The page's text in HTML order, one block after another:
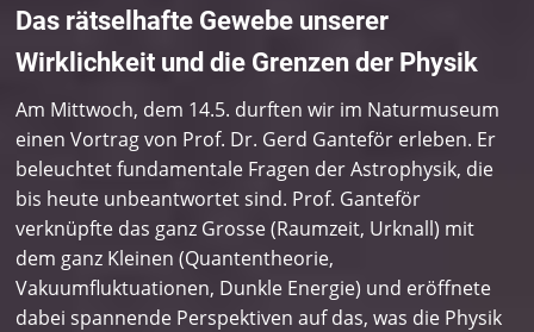
Das rätselhafte Gewebe unserer
Wirklichkeit und die Grenzen der Physik
Am Mittwoch, dem 14.5. durften wir im Naturmuseum
einen Vortrag von Prof. Dr. Gerd Ganteför erleben. Er
beleuchtet fundamentale Fragen der Astrophysik, die
bis heute unbeantwortet sind. Prof. Ganteför
verknüpfte das ganz Grosse (Raumzeit, Urknall) mit
dem ganz Kleinen (Quantentheorie,
Vakuumfluktuationen, Dunkle Energie) und eröffnete
dabei spannende Perspektiven auf das, was die Physik